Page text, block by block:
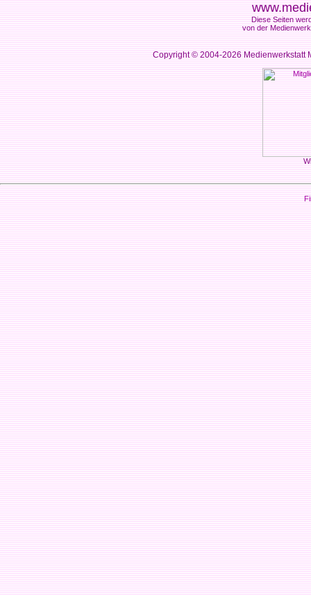
Diese Seiten
von der
Copyright © 2004-2026Medienwerkstatt